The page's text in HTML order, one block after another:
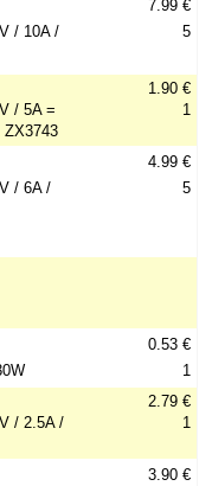
/ 10A /
7.99 €
5
/ 5A =
ZX3743
1.90 €
1
/ 6A /
4.99 €
5
0.53 €
1
/ 2.5A /
2.79 €
1
3.90 €